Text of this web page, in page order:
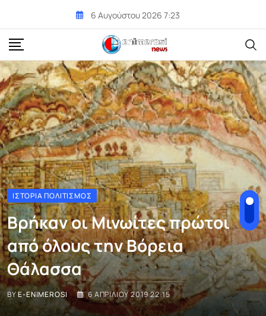
content
6 Αυγούστου 2026 7:23
ΙΣΤΟΡΊΑ ΠΟΛΙΤΙΣΜΌΣ
Βρήκαν οι Μινωίτες πρώτοι
από όλους την Βόρεια
Θάλασσα
BYE-ENIMEROSI 6 ΑΠΡΙΛΊΟΥ 2019 22:15